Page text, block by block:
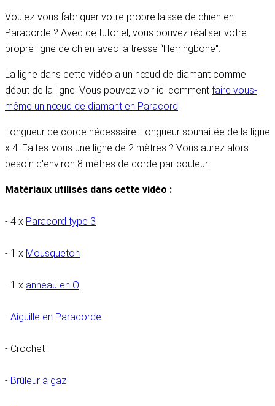
Voulez-vous fabriquer votre propre laisse de chien en
Paracorde ? Avec ce tutoriel, vous pouvez réaliser votre
propre ligne de chien avec la tresse “Herringbone".
La ligne dans cette vidéo a un nœud de diamant comme
début de la ligne. Vous pouvez voir ici comment faire vous-
même un nœud de diamant en Paracord.
Longueur de corde nécessaire : longueur souhaitée de la ligne
x 4. Faites-vous une ligne de 2 mètres ? Vous aurez alors
besoin d'environ 8 mètres de corde par couleur.
Matériaux utilisés dans cette vidéo :
- 4 x Paracord type 3
- 1 x Mousqueton
- 1 x anneau en O
- Aiguille en Paracorde
- Crochet
- Brûleur à gaz